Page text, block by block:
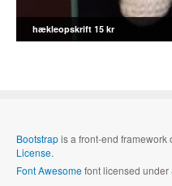
hækleopskrift 15 kr
Bootstrapis a front-end framework
License.
Font Awesomefont licensed under